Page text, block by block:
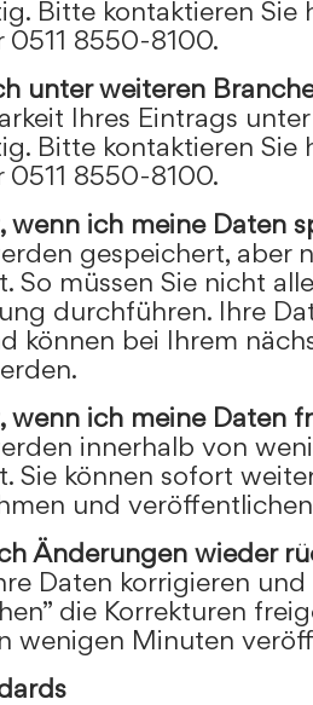
Bitte kontaktieren Sie
0511 8550-8100.
unter weiteren
Ihres Eintrags
Bitte kontaktieren Sie
0511 8550-8100.
wenn ich meine Daten
gespeichert, aber
So müssen Sie nicht
durchführen. Ihre
können bei Ihrem
wenn ich meine Daten
innerhalb von
Sie können sofort
und
Änderungen wieder
Daten korrigieren
die Korrekturen
wenigen Minuten